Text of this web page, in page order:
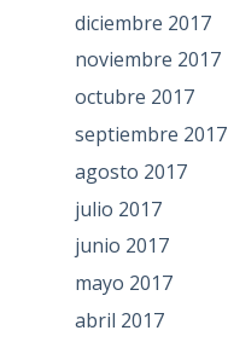
diciembre 2017
noviembre 2017
octubre 2017
septiembre 2017
agosto 2017
julio 2017
junio 2017
mayo 2017
abril 2017